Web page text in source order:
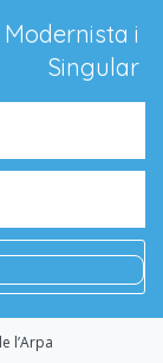
i
Singular
l’Arpa